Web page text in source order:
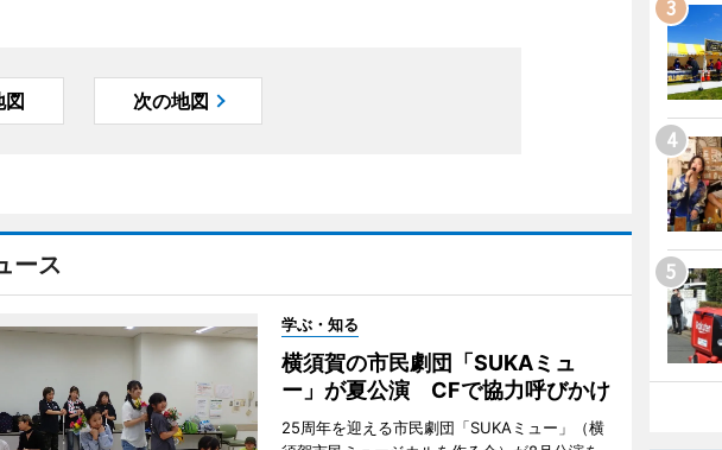
図 次の地図
ース
学ぶ・知る
横須賀の市民劇団「SUKAミュ
ー」が夏公演 CFで協力呼びかけ
25周年を迎える市民劇団「SUKAミュー」（横